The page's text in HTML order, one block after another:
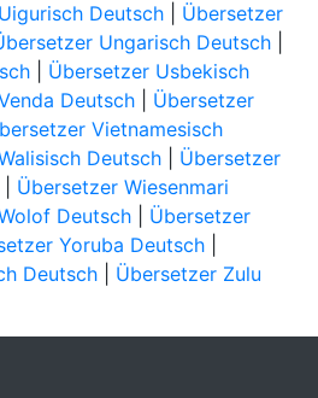
Deutsch| Übersetzer
Ungarisch Deutsch|
| Übersetzer Usbekisch
Deutsch| Übersetzer
Vietnamesisch
Deutsch| Übersetzer
Übersetzer Wiesenmari
Deutsch| Übersetzer
Yoruba Deutsch|
Deutsch| Übersetzer Zulu